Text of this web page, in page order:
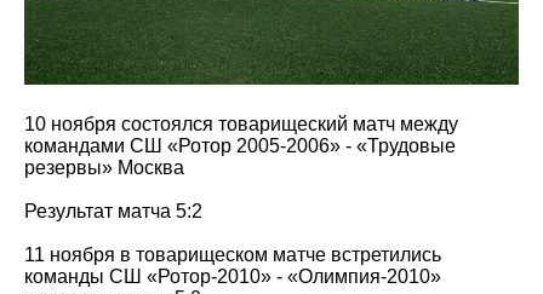
10 ноября состоялся товарищеский матч между
командами СШ «Ротор 2005-2006» - «Трудовые
резервы» Москва
Результат матча 5:2
11 ноября в товарищеском матче встретились
команды СШ «Ротор-2010» - «Олимпия-2010»